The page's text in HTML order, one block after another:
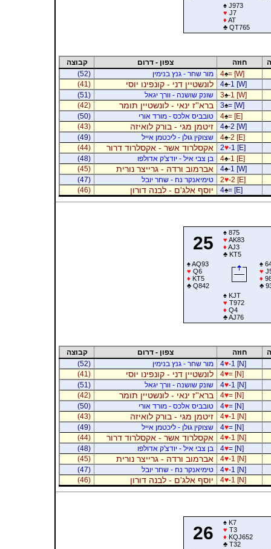
♠J973
♥ J7
♦ AT
♣QT765
חוזה צפון - דרום
קבוצה
4♠= [W] מור שחר - גנץ בנימין
(52)
4♠-1 [W] לונשטיין דני - קונפינו יוסי
(41)
3♠-1 [W] שונק שושנה - וורך יגאל
(51)
3♠= [W] ברא''ז ינאי - לונשטיין תומר
(42)
4♠= [E] טובביס אלכס - מורד אורי
(50)
4♠-2 [W] זיטמן מגי - בורק לואיזה
(43)
4♠-2 [E] שצוקין גולן - ליכטמן אייל
(49)
2♥-1 [E] אקסלרוד אשר - אקסלרוד דרור
(44)
4♠-1 [E] בן צבי איל - יודצ'ק אדולפו
(48)
4♠-1 [W] אברמוב ורדה - גרייצר נורית
(45)
2♥-2 [E] טימיאנקר נח - שחר יובל
(47)
4♠= [E] יוסף אלג'ם - לבנה דורון (46)
25
♠875
♥ AK83
♦ AJ3
♣KT5
♠AQ93
♥ Q6
♦ KT5
♣Q842
♠
♥
♦
♣
♠KJT
♥ T972
♦ Q4
♣AJ76
חוזה צפון - דרום
קבוצה
4♥-1 [N] מור שחר - גנץ בנימין
(52)
4♥= [N] לונשטיין דני - קונפינו יוסי
(41)
4♥-1 [N] שונק שושנה - וורך יגאל
(51)
4♥= [N] ברא''ז ינאי - לונשטיין תומר
(42)
4♥= [N] טובביס אלכס - מורד אורי
(50)
4♥-1 [N] זיטמן מגי - בורק לואיזה
(43)
4♥= [N] שצוקין גולן - ליכטמן אייל
(49)
4♥-1 [N] אקסלרוד אשר - אקסלרוד דרור
(44)
4♥= [N] בן צבי איל - יודצ'ק אדולפו
(48)
4♥-1 [N] אברמוב ורדה - גרייצר נורית
(45)
4♥-1 [N] טימיאנקר נח - שחר יובל
(47)
4♥-1 [N] יוסף אלג'ם - לבנה דורון (46)
26
♠K7
♥ T3
♦ KQJ652
♣T32